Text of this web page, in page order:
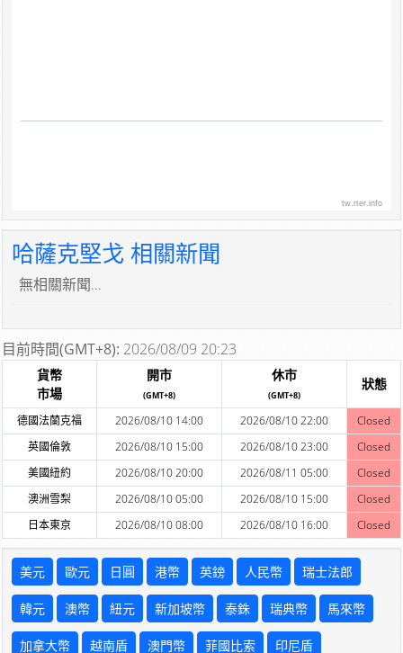
tw.rter.info
哈薩克堅戈 相關新聞
無相關新聞...
目前時間(GMT+8): 2026/08/09 20:23
貨幣
市場
開市
(GMT+8)
休市
(GMT+8)
狀態
德國法蘭克福 2026/08/10 14:00 2026/08/10 22:00
Closed
英國倫敦
2026/08/10 15:00 2026/08/10 23:00
Closed
美國紐約
2026/08/10 20:00 2026/08/11 05:00
Closed
澳洲雪梨
2026/08/10 05:00 2026/08/10 15:00
Closed
日本東京
2026/08/10 08:00 2026/08/10 16:00 Closed
美元 歐元 日圓 港幣 英鎊 人民幣 瑞士法郎
韓元 澳幣 紐元 新加坡幣 泰銖 瑞典幣 馬來幣
加拿大幣 越南盾 澳門幣 菲國比索 印尼盾